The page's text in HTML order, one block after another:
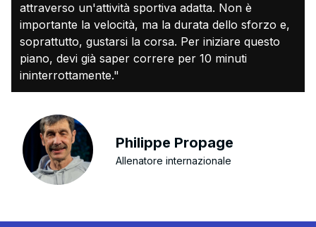
attraverso un'attività sportiva adatta. Non è
importante la velocità, ma la durata dello sforzo e,
soprattutto, gustarsi la corsa. Per iniziare questo
piano, devi già saper correre per 10 minuti
ininterrottamente."
Philippe Propage
Allenatore internazionale